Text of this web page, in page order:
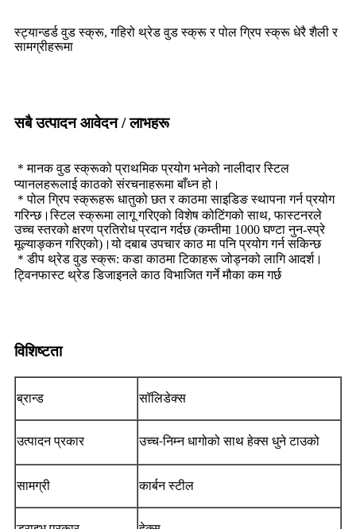
स्ट्यान्डर्ड वुड स्क्रू, गहिरो थ्रेड वुड स्क्रू र पोल ग्रिप स्क्रू धेरै शैली र
सामग्रीहरूमा
सबै उत्पादन आवेदन / लाभहरू
＊मानक वुड स्क्रूको प्राथमिक प्रयोग भनेको नालीदार स्टिल
प्यानलहरूलाई काठको संरचनाहरूमा बाँध्न हो।
＊पोल ग्रिप स्क्रूहरू धातुको छत र काठमा साइडिङ स्थापना गर्न प्रयोग
गरिन्छ।स्टिल स्क्रूमा लागू गरिएको विशेष कोटिंगको साथ, फास्टनरले
उच्च स्तरको क्षरण प्रतिरोध प्रदान गर्दछ (कम्तीमा 1000 घण्टा नुन-स्प्रे
मूल्याङ्कन गरिएको)।यो दबाब उपचार काठ मा पनि प्रयोग गर्न सकिन्छ
＊डीप थ्रेड वुड स्क्रू: कडा काठमा टिकाहरू जोड्नको लागि आदर्श।
ट्विनफास्ट थ्रेड डिजाइनले काठ विभाजित गर्ने मौका कम गर्छ
विशिष्टता
ब्रान्ड सॉलिडेक्स
उत्पादन प्रकार उच्च-निम्न धागोको साथ हेक्स धुने टाउको
सामग्री कार्बन स्टील